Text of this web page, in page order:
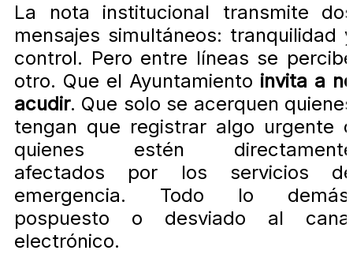
La nota institucional transmite
mensajes simultáneos: tranquilidad
control. Pero entre líneas se
otro. Que el Ayuntamiento invita a
acudir. Que solo se acerquen
tengan que registrar algo urgente
quienes estén
afectados por los servicios
emergencia. Todo lo
pospuesto o desviado al
electrónico.